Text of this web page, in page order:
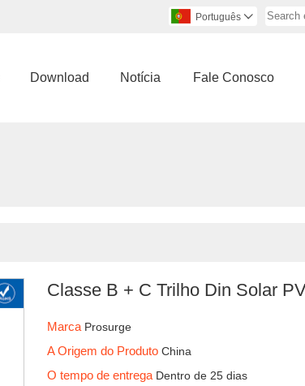
Português 
Download Notícia Fale Conosco
Classe B + C Trilho Din Solar
Marca Prosurge
A Origem do ProdutoChina
O tempo de entrega Dentro de 25 dias